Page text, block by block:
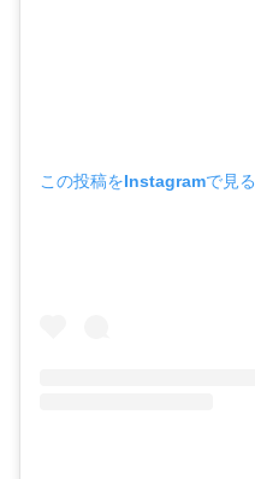
この投稿をInstagramで見る